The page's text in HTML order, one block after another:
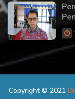
Copyright © 2021